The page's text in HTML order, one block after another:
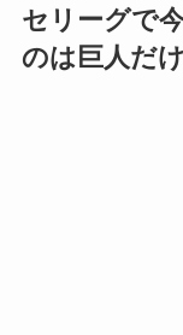
セリーグで
のは巨人だけ